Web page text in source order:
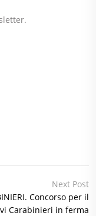
Next Post
Concorso per il
Carabinieri in ferma